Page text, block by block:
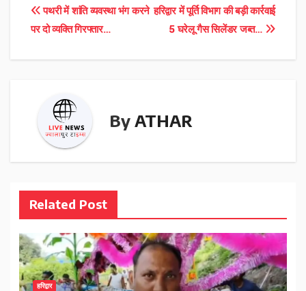
Post
navigation
हरिद्वार में पूर्ति विभाग की बड़ी कार्रवाई
5 घरेलू गैस सिलेंडर जब्त…
पथरी में शांति व्यवस्था भंग करने
पर दो व्यक्ति गिरफ्तार…
By ATHAR
Related Post
हरिद्वार